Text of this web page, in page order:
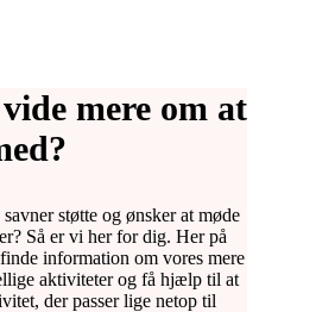
mere om at
støtte og ønsker at møde
Så er vi her for dig. Her på
information om vores mere
aktiviteter og få hjælp til at
der passer lige netop til